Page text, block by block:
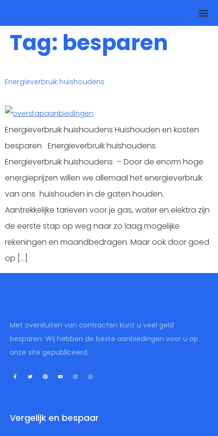
Tag: besparen
Energieverbruik huishoudens
Energieverbruik huishoudens Huishouden en kosten
besparen Energieverbruik huishoudens
Energieverbruik huishoudens – Door de enorm hoge
energieprijzen willen we allemaal het energieverbruik
van ons huishouden in de gaten houden.
Aantrekkelijke tarieven voor je gas, water en elektra zijn
de eerste stap op weg naar zo laag mogelijke
rekeningen en maandbedragen. Maar ook door goed
op […]
Met oversluiten van contracten kunt u veel geld
besparen. Wij hebben de beste aanbiedingen voor u op
onze site gepubliceerd.
Vergelijk en bespaar